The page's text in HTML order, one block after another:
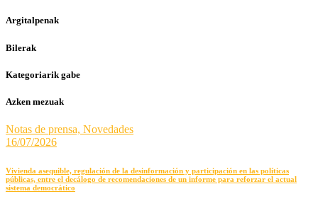
Argitalpenak
Bilerak
Kategoriarik gabe
Azken mezuak
Notas de prensa, Novedades
16/07/2026
Vivienda asequible, regulación de la desinformación y participación en las políticas
públicas, entre el decálogo de recomendaciones de un informe para reforzar el actual
sistema democrático